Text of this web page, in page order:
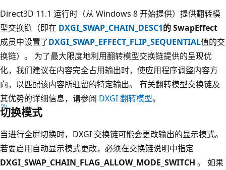
Direct3D 11.1 运行时（从 Windows 8 开始提供）提供翻转模
型交换链（即在 DXGI_SWAP_CHAIN_DESC1的 SwapEffect
成员中设置了DXGI_SWAP_EFFECT_FLIP_SEQUENTIAL值的交
换链）。 为了最大限度地利用翻转模型交换链提供的呈现优
化，我们建议在内容完全占用输出时，使应用程序调整内容方
向，以匹配该内容所驻留的特定输出。 有关翻转模型交换链及
其优势的详细信息，请参阅 DXGI 翻转模型。
切换模式
当进行全屏切换时，DXGI 交换链可能会更改输出的显示模式。
若要启用自动显示模式更改，必须在交换链说明中指定
DXGI_SWAP_CHAIN_FLAG_ALLOW_MODE_SWITCH 。 如果